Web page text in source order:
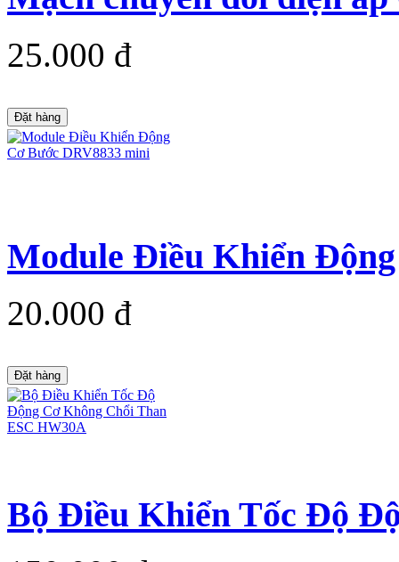
25.000 đ
Đặt hàng
Module Điều Khiển
20.000 đ
Đặt hàng
Bộ Điều Khiển Tốc Độ